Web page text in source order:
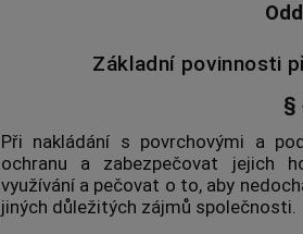
Základní povinnosti
§
Při nakládání s povrchovými a
ochranu a zabezpečovat jejich
využívání a pečovat o to, aby
jiných důležitých zájmů společnosti.